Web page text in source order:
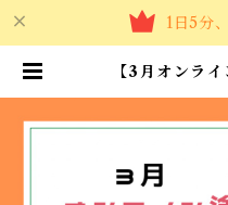
1日5分
【3月オンラ